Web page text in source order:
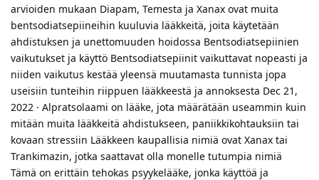
arvioiden mukaan Diapam, Temesta ja Xanax ovat muita
bentsodiatsepiineihin kuuluvia lääkkeitä, joita käytetään
ahdistuksen ja unettomuuden hoidossa Bentsodiatsepiinien
vaikutukset ja käyttö Bentsodiatsepiinit vaikuttavat nopeasti ja
niiden vaikutus kestää yleensä muutamasta tunnista jopa
useisiin tunteihin riippuen lääkkeestä ja annoksesta Dec 21,
2022 · Alpratsolaami on lääke, jota määrätään useammin kuin
mitään muita lääkkeitä ahdistukseen, paniikkikohtauksiin tai
kovaan stressiin Lääkkeen kaupallisia nimiä ovat Xanax tai
Trankimazin, jotka saattavat olla monelle tutumpia nimiä
Tämä on erittäin tehokas psyykelääke, jonka käyttöä ja